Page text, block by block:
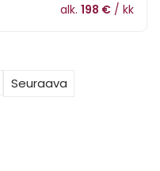
alk. 198 € / kk
Seuraava